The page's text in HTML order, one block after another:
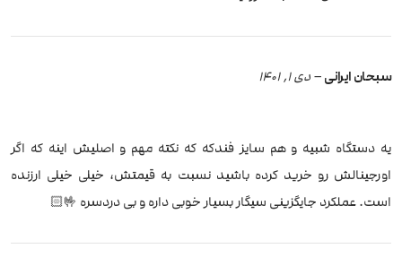
سبحان ایرانی–دی 1, 1401
یه دستگاه شبیه و هم سایز فندکه که نکته مهم و اصلیش اینه که اگر
اورجینالش رو خرید کرده باشید نسبت به قیمتش، خیلی خیلی ارزنده
است. عملکرد جایگزینی سیگار بسیار خوبی داره و‌ بی دردسره 🤟🏻